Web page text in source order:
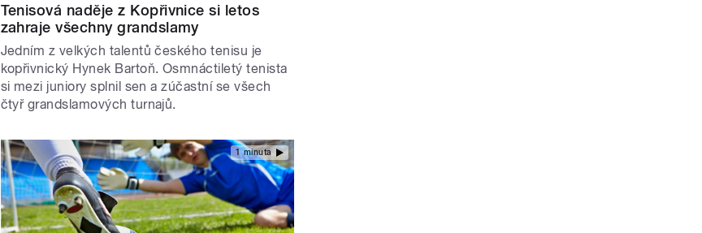
Tenisová naděje z Kopřivnice si letos
zahraje všechny grandslamy
Jedním z velkých talentů českého tenisu je
kopřivnický Hynek Bartoň. Osmnáctiletý tenista
si mezi juniory splnil sen a zúčastní se všech
čtyř grandslamových turnajů.
1 minuta